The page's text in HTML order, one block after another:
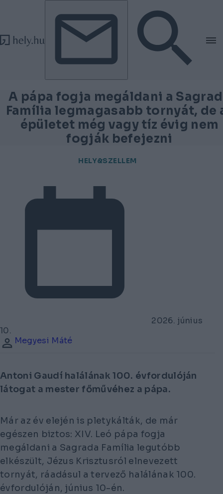
Tovább a tartalomhoz
Tovább a lábléchez
A pápa fogja megáldani a
Família legmagasabb tornyát, de
épületet még vagy tíz évig nem
fogják befejezni
HELY&SZELLEM
2026. június
10.
Megyesi Máté
Antoni Gaudí halálának 100. évfordulóján
látogat a mester főművéhez a pápa.
Már az év elején is pletykálták, de már
egészen biztos: XIV. Leó pápa fogja
megáldani a Sagrada Família legutóbb
elkészült, Jézus Krisztusról elnevezett
tornyát, ráadásul a tervező halálának 100.
évfordulóján, június 10-én.